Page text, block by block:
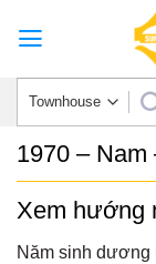
1970 –
Xem hướng
Năm sinh dương